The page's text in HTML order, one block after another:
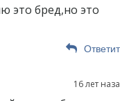
это бред,но это
16 лет